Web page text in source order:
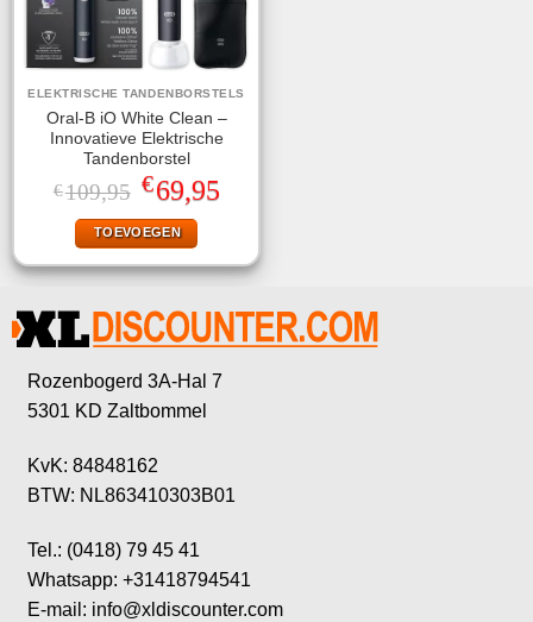
ELEKTRISCHE TANDENBORSTELS
Oral-B iO White Clean –
Innovatieve Elektrische
Tandenborstel
€109,95 Oorspronkelijke
prijs
was:
€109,95.
€69,95Huidige
prijs
TOEVOEGEN
Rozenbogerd 3A-Hal 7
5301 KD Zaltbommel
KvK: 84848162
BTW: NL863410303B01
Tel.: (0418) 79 45 41
Whatsapp: +31418794541
E-mail: info@xldiscounter.com